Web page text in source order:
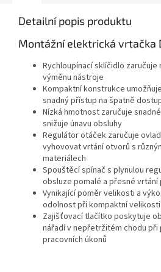
Detailní popis produktu
Montážní elektrická vrtačka
Rychloupínací sklíčidlo zaručuje
výměnu nástroje
Kompaktní konstrukce
snadný přístup na špatně
Nízká hmotnost zaručuje
snižuje únavu obsluhy
Regulátor otáček zaručuje
vyhovovat vrtání otvorů s
materiálech
Spouštěcí spínač s plynulou
obsluze pomalé a přesné
Vynikající poměr velikosti a
odolnost při kompaktní velikosti
Zajišťovací tlačítko poskytuje
nářadí v nepřetržitém chodu
pracovních úkonů